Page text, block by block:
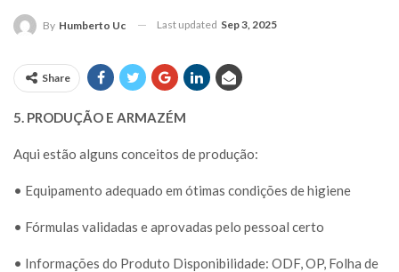
By Humberto Uc Last updated Sep 3, 2025
Share
5. PRODUÇÃO E ARMAZÉM
Aqui estão alguns conceitos de produção:
• Equipamento adequado em ótimas condições de higiene
• Fórmulas validadas e aprovadas pelo pessoal certo
• Informações do Produto Disponibilidade: ODF, OP, Folha de